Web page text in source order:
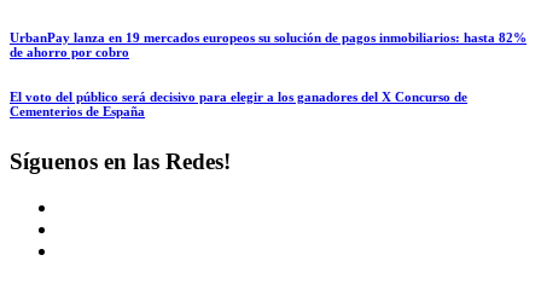
UrbanPay lanza en 19 mercados europeos su solución de pagos inmobiliarios: hasta 82%
de ahorro por cobro
El voto del público será decisivo para elegir a los ganadores del X Concurso de
Cementerios de España
Síguenos en las Redes!